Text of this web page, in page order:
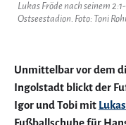
Lukas Fröde nach seinem
Ostseestadion. Foto: Toni
Unmittelbar vor dem
Ingolstadt blickt der
Igor und Tobi mit
Fußballschuhe für